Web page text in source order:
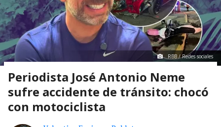
RBB / Redes sociales
Periodista José Antonio Neme
sufre accidente de tránsito: chocó
con motociclista